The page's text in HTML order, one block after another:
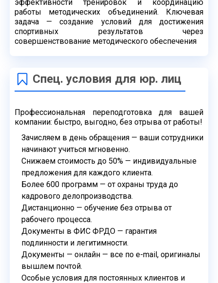
эффективноститренировок и координацию
работы методических объединений. Ключевая
задача —создание условий для достижения
спортивных результатов через
совершенствование методического обеспечения
Спец. условия для юр. лиц
Профессиональная переподготовка для вашей
компании: быстро, выгодно, без отрыва от работы!
Зачисляем в день обращения — ваши сотрудники
начинают учиться мгновенно.
Снижаем стоимость до 50% — индивидуальные
предложения для каждого клиента.
Более 600 программ — от охраны труда до
кадрового делопроизводства.
Дистанционно — обучение без отрыва от
рабочего процесса.
Документы в ФИС ФРДО — гарантия
подлинности и легитимности.
Документы — онлайн — все по e-mail, оригиналы
вышлем почтой.
Особые условия для постоянных клиентов и